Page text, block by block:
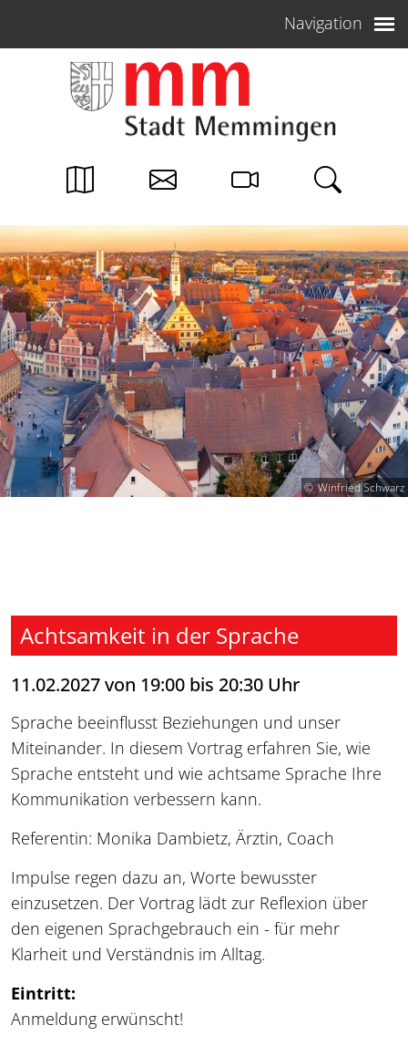
Navigation
Winfried Schwarz
Achtsamkeit in der Sprache
11.02.2027 von 19:00 bis 20:30 Uhr
Sprache beeinflusst Beziehungen und unser
Miteinander. In diesem Vortrag erfahren Sie, wie
Sprache entsteht und wie achtsame Sprache Ihre
Kommunikation verbessern kann.
Referentin: Monika Dambietz, Ärztin, Coach
Impulse regen dazu an, Worte bewusster
einzusetzen. Der Vortrag lädt zur Reflexion über
den eigenen Sprachgebrauch ein - für mehr
Klarheit und Verständnis im Alltag.
Eintritt:
Anmeldung erwünscht!